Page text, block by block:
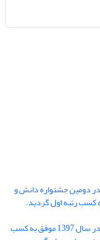
دومین جشنواره دانش و
نشریه علمی - پژوهشی « اطلاعات جغرافیایی(سپهر)» در سال 1397 موفق به کسب